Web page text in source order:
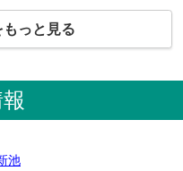
っと見る
池